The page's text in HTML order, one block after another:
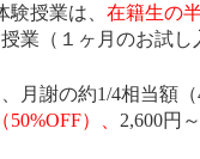
授業は、 在籍生の
業（１ヶ月のお試
月謝の約1/4相当額
50%OFF）、 2,600円